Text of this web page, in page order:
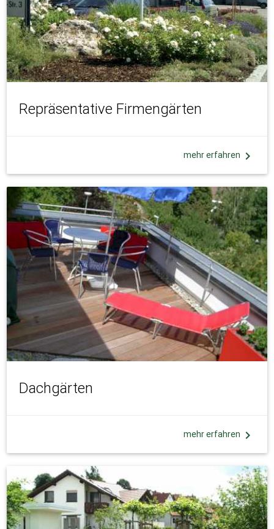
Repräsentative Firmengärten
mehr erfahren chevron_right
Dachgärten
mehr erfahren chevron_right